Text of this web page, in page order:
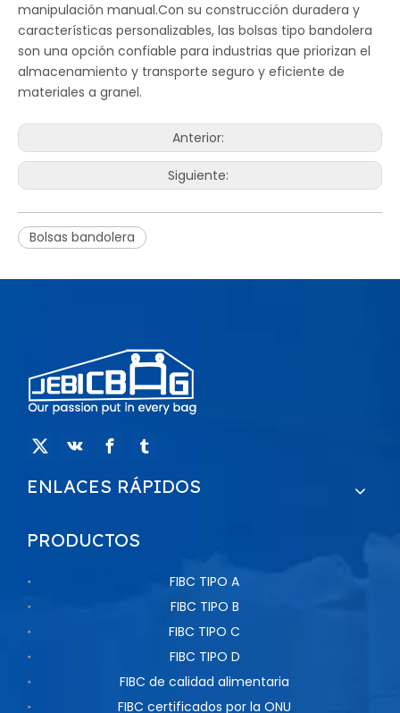
manipulación manual.Con su construcción duradera y
características personalizables, las bolsas tipo bandolera
son una opción confiable para industrias que priorizan el
almacenamiento y transporte seguro y eficiente de
materiales a granel.
Anterior:
Siguiente:
Bolsas bandolera
ENLACES RÁPIDOS
PRODUCTOS
FIBC TIPO A
FIBC TIPO B
FIBC TIPO C
FIBC TIPO D
FIBC de calidad alimentaria
FIBC certificados por la ONU